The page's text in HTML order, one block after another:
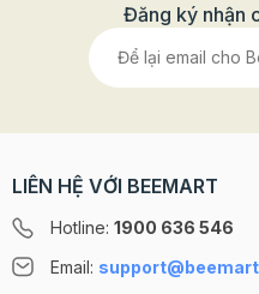
Đăng ký nhận
LIÊN HỆ VỚI BEEMART
Hotline: 1900 636 546
Email: